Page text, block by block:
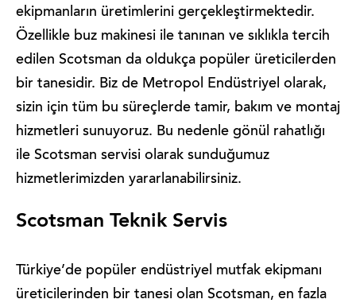
ekipmanların üretimlerini gerçekleştirmektedir.
Özellikle buz makinesi ile tanınan ve sıklıkla tercih
edilen Scotsman da oldukça popüler üreticilerden
bir tanesidir. Biz de Metropol Endüstriyel olarak,
sizin için tüm bu süreçlerde tamir, bakım ve montaj
hizmetleri sunuyoruz. Bu nedenle gönül rahatlığı
ile Scotsman servisi olarak sunduğumuz
hizmetlerimizden yararlanabilirsiniz.
Scotsman Teknik Servis
Türkiye’de popüler endüstriyel mutfak ekipmanı
üreticilerinden bir tanesi olan Scotsman, en fazla